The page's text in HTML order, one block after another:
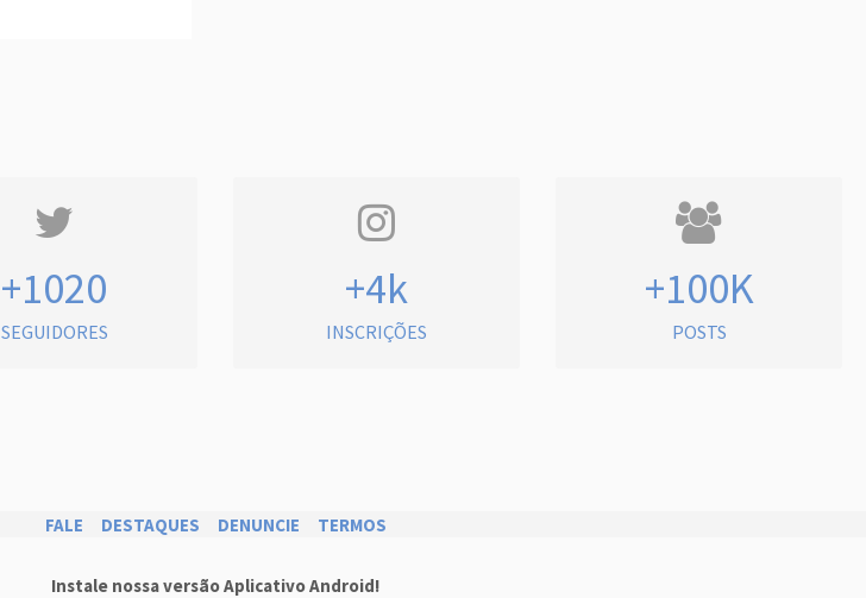
+1020
SEGUIDORES
+4k
INSCRIÇÕES
+100K
POSTS
FALE DESTAQUES DENUNCIE TERMOS
Instale nossa versão Aplicativo Android!